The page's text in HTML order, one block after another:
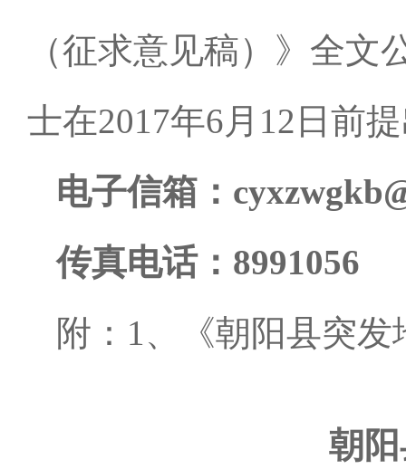
（征求意见稿）》全
士在2017年6月 12 日前
电子信箱：
传真电话： 8991056
附： 1、《朝阳县突
朝